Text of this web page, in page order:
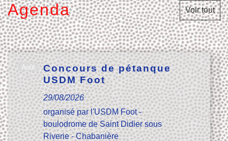
Agenda Voir tout
Août
29
Concours de pétanque
USDM Foot
29/08/2026
organisé par l'USDM Foot -
boulodrome de Saint Didier sous
Riverie - Chabanière